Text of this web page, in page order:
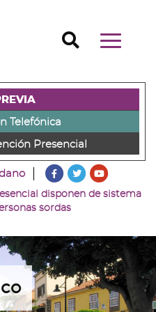
Mostrar/
Buscador
Telefónica
Presencial
???
Ir
a
página
de
Facebook
???
Ir
página
de
Twitter
Ir
canal
de
Youtube
disponen de sistema
sordas